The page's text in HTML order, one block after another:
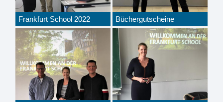
Frankfurt School 2022 Büchergutscheine